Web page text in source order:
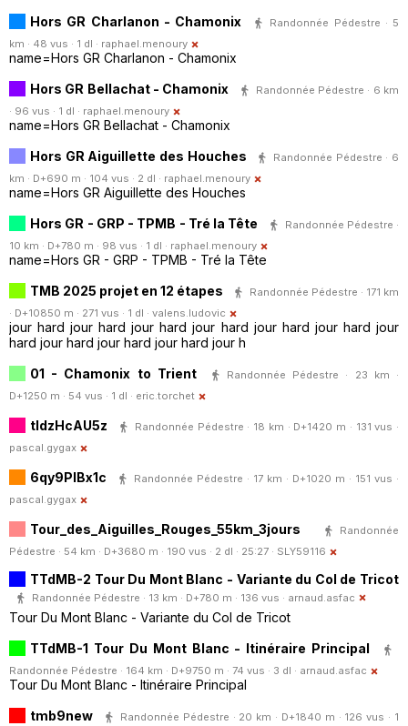
Hors GR Charlanon - Chamonix
Randonnée Pédestre · 5
km · 48 vus · 1 dl · raphael.menoury
name=Hors GR Charlanon - Chamonix
Hors GR Bellachat - Chamonix
Randonnée Pédestre · 6 km
· 96 vus · 1 dl · raphael.menoury
name=Hors GR Bellachat - Chamonix
Hors GR Aiguillette des Houches
Randonnée Pédestre · 6
km · D+690 m · 104 vus · 2 dl · raphael.menoury
name=Hors GR Aiguillette des Houches
Hors GR - GRP - TPMB - Tré la Tête
Randonnée Pédestre ·
10 km · D+780 m · 98 vus · 1 dl · raphael.menoury
name=Hors GR - GRP - TPMB - Tré la Tête
TMB 2025 projet en 12 étapes
Randonnée Pédestre · 171 km
· D+10850 m · 271 vus · 1 dl · valens.ludovic
jour hard jour hard jour hard jour hard jour hard jour hard jour
hard jour hard jour hard jour hard jour h
01 - Chamonix to Trient
Randonnée Pédestre · 23 km ·
D+1250 m · 54 vus · 1 dl · eric.torchet
tldzHcAU5z
Randonnée Pédestre · 18 km · D+1420 m · 131 vus ·
pascal.gygax
6qy9PIBx1c
Randonnée Pédestre · 17 km · D+1020 m · 151 vus ·
pascal.gygax
Tour_des_Aiguilles_Rouges_55km_3jours
Randonnée
Pédestre · 54 km · D+3680 m · 190 vus · 2 dl · 25:27 · SLY59116
TTdMB-2 Tour Du Mont Blanc - Variante du Col de Tricot
Randonnée Pédestre · 13 km · D+780 m · 136 vus · arnaud.asfac
Tour Du Mont Blanc - Variante du Col de Tricot
TTdMB-1 Tour Du Mont Blanc - Itinéraire Principal
Randonnée Pédestre · 164 km · D+9750 m · 74 vus · 3 dl · arnaud.asfac
Tour Du Mont Blanc - Itinéraire Principal
tmb9new
Randonnée Pédestre · 20 km · D+1840 m · 126 vus · 1